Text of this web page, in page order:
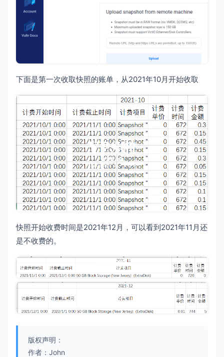
下面是第一次收取快照的账单，从2021年10月开始收取
快照开始收费时间是2021年12月，可以看到2021年11月还
是不收费的。
版权声明：
作者：John